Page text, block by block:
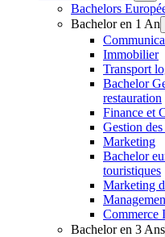
Bachelors
Bachelor en 1 An
Immobilier
Transport
Bachelor
restauration
Finance et
Gestion
Marketing
Bachelor
touristiques
Marketing
Commerce
Bachelor en 3 Ans